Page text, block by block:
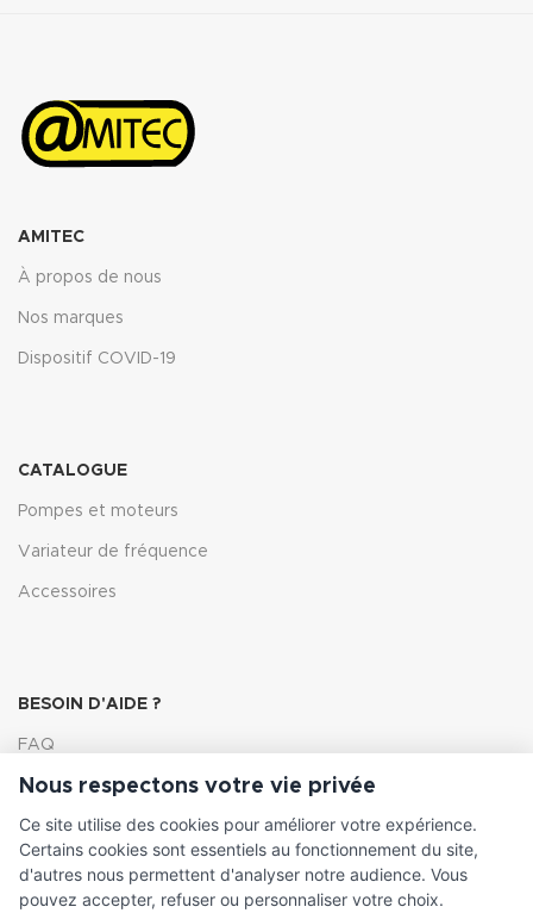
AMITEC
À propos de nous
Nos marques
Dispositif COVID-19
CATALOGUE
Pompes et moteurs
Variateur de fréquence
Accessoires
BESOIN D'AIDE ?
FAQ
Lexique
Comment choisir ma pompe
Nous respectons votre vie privée
Ce site utilise des cookies pour améliorer votre expérience.
Certains cookies sont essentiels au fonctionnement du site,
d'autres nous permettent d'analyser notre audience. Vous
pouvez accepter, refuser ou personnaliser votre choix.